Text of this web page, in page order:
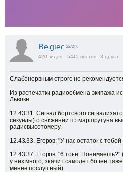
Belgiec 5572 | 0
420 видео 5445 постов 3 друга
Слабонервным строго не
Из распечатки радиообмена экипажа
Львове.
12.43.31. Сигнал бортового
секунды) о снижении по маршрутуна
радиовысотомеру.
12.43.33. Егоров: "У нас остаток с
12.43.37. Егоров: "6 тонн. Понимаешь?"
у них много, значит самолет более
менее послушный).